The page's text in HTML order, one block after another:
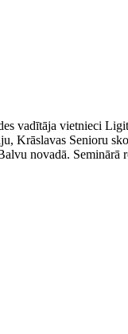
vadītāja vietnieci
Krāslavas Senioru
novadā. Seminārā